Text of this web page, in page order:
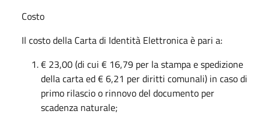
Costo
Il costo della Carta di Identità Elettronica è pari a:
€ 23,00 (di cui € 16,79 per la stampa e spedizione
della carta ed € 6,21 per diritti comunali) in caso di
primo rilascio o rinnovo del documento per
scadenza naturale;